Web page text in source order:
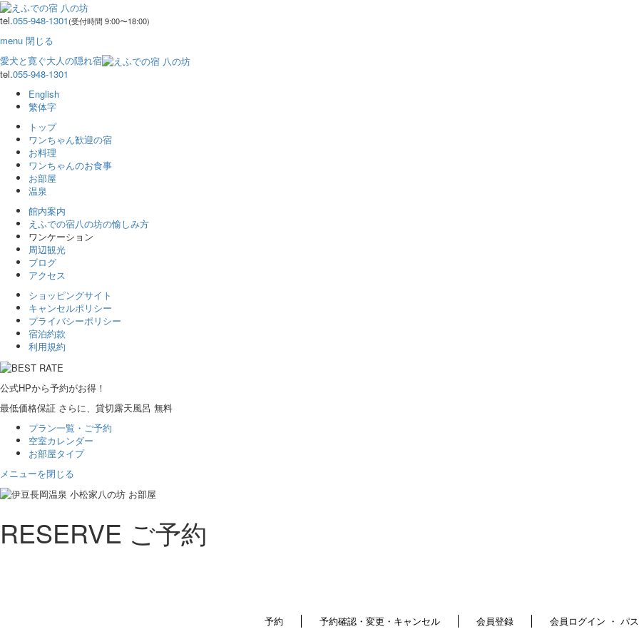
tel.055-948-1301(受付時間 9:00〜18:00)
menu 閉じる
愛犬と寛ぐ大人の隠れ宿
tel.055-948-1301
English
繁体字
トップ
ワンちゃん歓迎の宿
お料理
ワンちゃんのお食事
お部屋
温泉
館内案内
えふでの宿八の坊の愉しみ方
ワンケーション
周辺観光
ブログ
アクセス
ショッピングサイト
キャンセルポリシー
プライバシーポリシー
宿泊約款
利用規約
公式HPから予約がお得！
最低価格保証 さらに、貸切露天風呂 無料
プラン一覧・ご予約
空室カレンダー
お部屋タイプ
メニューを閉じる
RESERVE ご予約
予約 予約確認・変更・キャンセル 会員登録 会員ログイン ・ パ